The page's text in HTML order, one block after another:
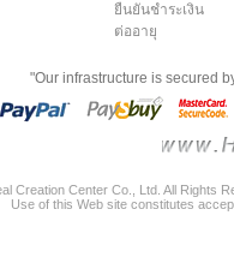
ยืนยันชำระเงิน
ต่ออายุ
"Our infrastructure is secured
Creation Center Co., Ltd. All Rights
Use of this Web site constitutes